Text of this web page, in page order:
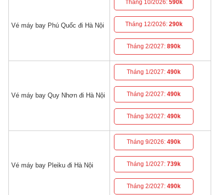
Vé máy bay Phú Quốc đi Hà Nội
Tháng 10/2026: 590k
Tháng 12/2026: 290k
Tháng 2/2027:890k
Vé máy bay Quy Nhơn đi Hà Nội
Tháng 1/2027:490k
Tháng 2/2027:490k
Tháng 3/2027:490k
Vé máy bay Pleiku đi Hà Nội
Tháng 9/2026:490k
Tháng 1/2027:739k
Tháng 2/2027:490k